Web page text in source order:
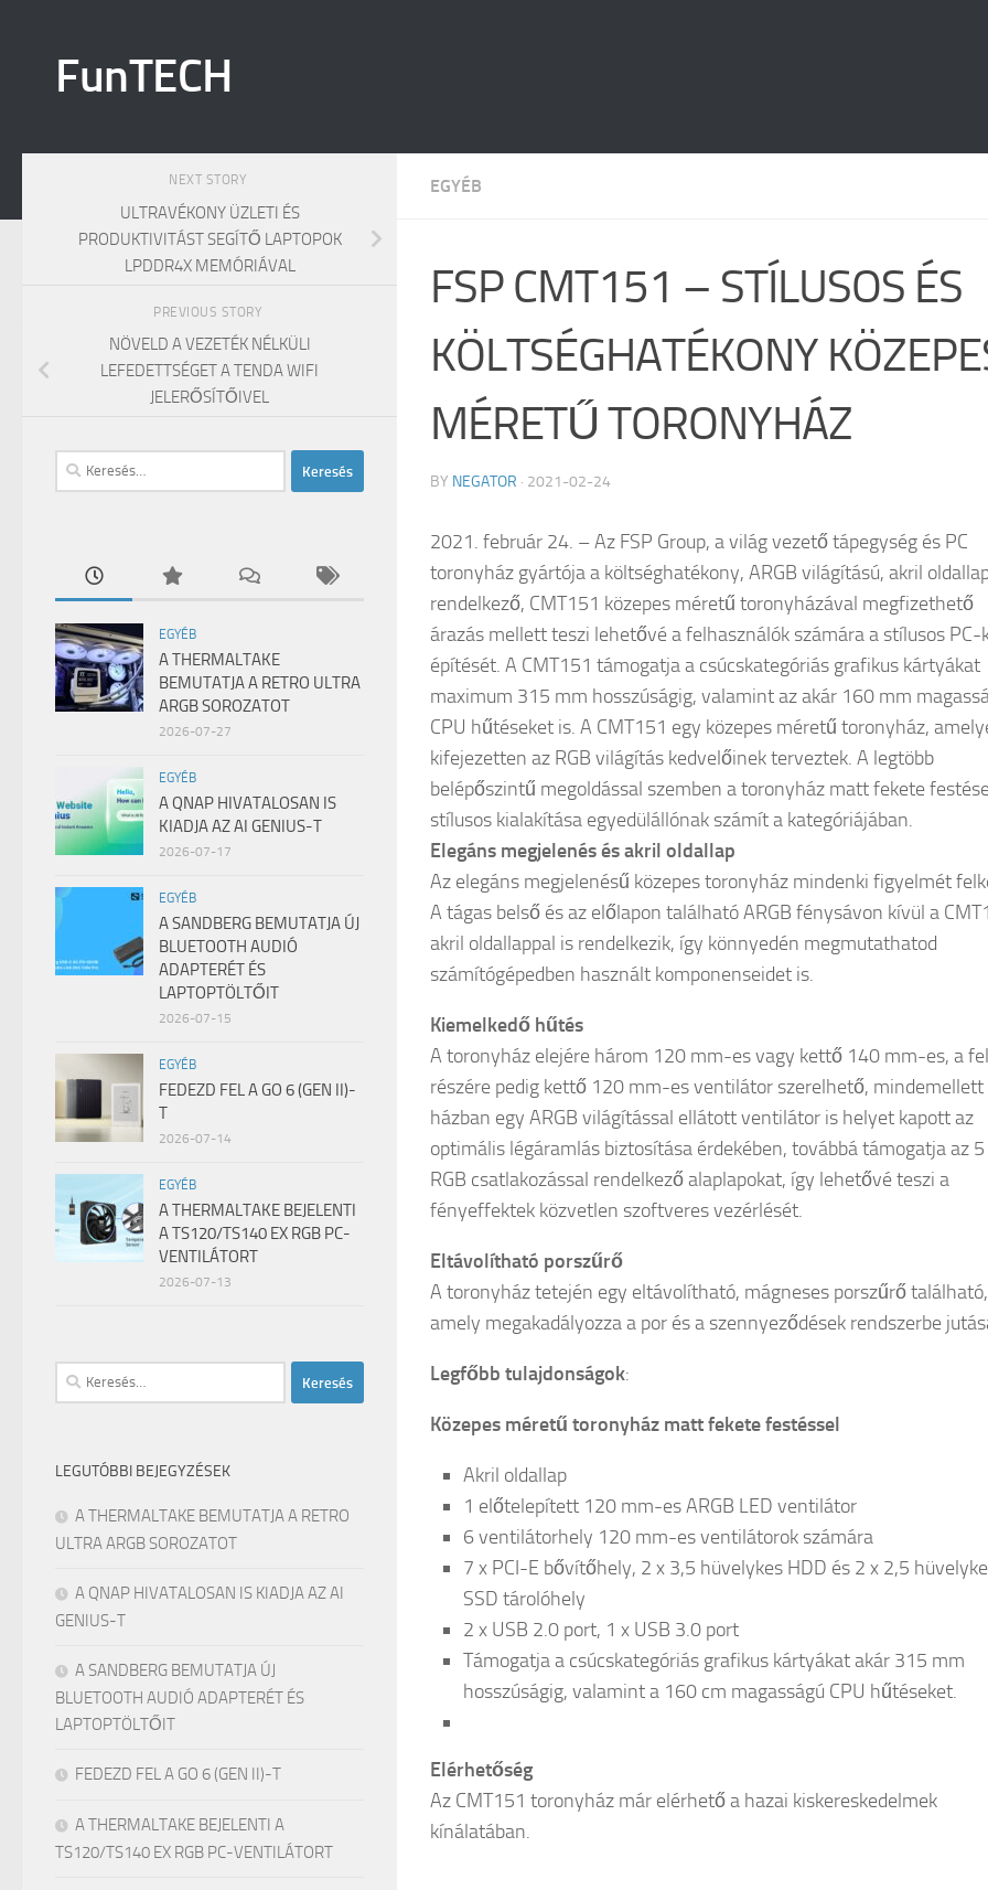
FunTECH
EGYÉB
FSP CMT151 – STÍLUSOS ÉS
KÖLTSÉGHATÉKONY
MÉRETŰ TORONYHÁZ
BY NEGATOR · 2021-02-24
2021. február 24. – Az FSP Group, a világ vezető tápegység és PC
toronyház gyártója a költséghatékony, ARGB világítású, akril
rendelkező, CMT151 közepes méretű toronyházával megfizethető
árazás mellett teszi lehetővé a felhasználók számára a stílusos PC-
építését. A CMT151 támogatja a csúcskategóriás grafikus kártyákat
maximum 315 mm hosszúságig, valamint az akár 160 mm
CPU hűtéseket is. A CMT151 egy közepes méretű toronyház,
kifejezetten az RGB világítás kedvelőinek terveztek. A legtöbb
belépőszintű megoldással szemben a toronyház matt fekete
stílusos kialakítása egyedülállónak számít a kategóriájában.
Elegáns megjelenés és akril oldallap
Az elegáns megjelenésű közepes toronyház mindenki figyelmét
A tágas belső és az előlapon található ARGB fénysávon kívül a
akril oldallappal is rendelkezik, így könnyedén megmutathatod
számítógépedben használt komponenseidet is.
Kiemelkedő hűtés
A toronyház elejére három 120 mm-es vagy kettő 140 mm-es, a
részére pedig kettő 120 mm-es ventilátor szerelhető, mindemellett
házban egy ARGB világítással ellátott ventilátor is helyet kapott az
optimális légáramlás biztosítása érdekében, továbbá támogatja az
RGB csatlakozással rendelkező alaplapokat, így lehetővé teszi a
fényeffektek közvetlen szoftveres vezérlését.
Eltávolítható porszűrő
A toronyház tetején egy eltávolítható, mágneses porszűrő található,
amely megakadályozza a por és a szennyeződések rendszerbe
Legfőbb tulajdonságok:
Közepes méretű toronyház matt fekete festéssel
Akril oldallap
1 előtelepített 120 mm-es ARGB LED ventilátor
6 ventilátorhely 120 mm-es ventilátorok számára
7 x PCI-E bővítőhely, 2 x 3,5 hüvelykes HDD és 2 x 2,5
SSD tárolóhely
2 x USB 2.0 port, 1 x USB 3.0 port
Támogatja a csúcskategóriás grafikus kártyákat akár 315 mm
hosszúságig, valamint a 160 cm magasságú CPU hűtéseket.
Elérhetőség
Az CMT151 toronyház már elérhető a hazai kiskereskedelmek
kínálatában.
NEXT STORY
ULTRAVÉKONY ÜZLETI ÉS
PRODUKTIVITÁST SEGÍTŐ LAPTOPOK
LPDDR4X MEMÓRIÁVAL
PREVIOUS STORY
NÖVELD A VEZETÉK NÉLKÜLI
LEFEDETTSÉGET A TENDA WIFI
JELERŐSÍTŐIVEL
Keresés:
EGYÉB
A THERMALTAKE
BEMUTATJA A RETRO ULTRA
ARGB SOROZATOT
2026-07-27
EGYÉB
A QNAP HIVATALOSAN IS
KIADJA AZ AI GENIUS-T
2026-07-17
EGYÉB
A SANDBERG BEMUTATJA ÚJ
BLUETOOTH AUDIÓ
ADAPTERÉT ÉS
LAPTOPTÖLTŐIT
2026-07-15
EGYÉB
FEDEZD FEL A GO 6 (GEN II)-
T
2026-07-14
EGYÉB
A THERMALTAKE BEJELENTI
A TS120/TS140 EX RGB PC-
VENTILÁTORT
2026-07-13
Keresés:
LEGUTÓBBI BEJEGYZÉSEK
A THERMALTAKE BEMUTATJA A RETRO
ULTRA ARGB SOROZATOT
A QNAP HIVATALOSAN IS KIADJA AZ AI
GENIUS-T
A SANDBERG BEMUTATJA ÚJ
BLUETOOTH AUDIÓ ADAPTERÉT ÉS
LAPTOPTÖLTŐIT
FEDEZD FEL A GO 6 (GEN II)-T
A THERMALTAKE BEJELENTI A
TS120/TS140 EX RGB PC-VENTILÁTORT